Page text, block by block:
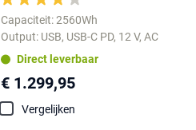
Capaciteit: 2560Wh
Output: USB, USB-C PD, 12 V, AC
Direct leverbaar
€ 1.299,95
Vergelijken